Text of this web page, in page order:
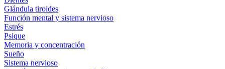
Glándula tiroides
Función mental y sistema nervioso
Estrés
Psique
Memoria y concentración
Sueño
Sistema nervioso